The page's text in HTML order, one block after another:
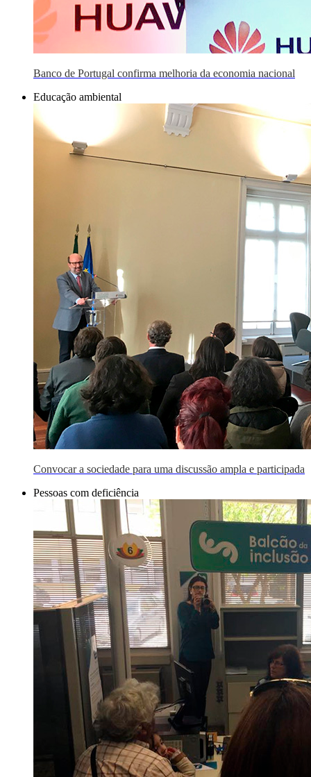
Banco de Portugal confirma melhoria da economia nacional
Educação ambiental
Convocar a sociedade para uma discussão ampla e participada
Pessoas com deficiência